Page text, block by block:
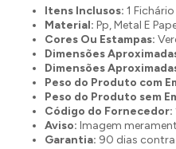
Itens Inclusos: 1
Material: Pp, Metal E
Cores Ou Estampas:
Dimensões
Dimensões
Peso do Produto com
Peso do Produto sem
Código do Fornecedor:
Aviso: Imagem
Garantia: 90 dias